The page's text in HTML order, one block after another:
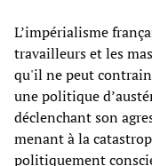
L’impérialisme
travailleurs et les
qu'il ne peut
une politique
déclenchant son
menant à la
politiquement